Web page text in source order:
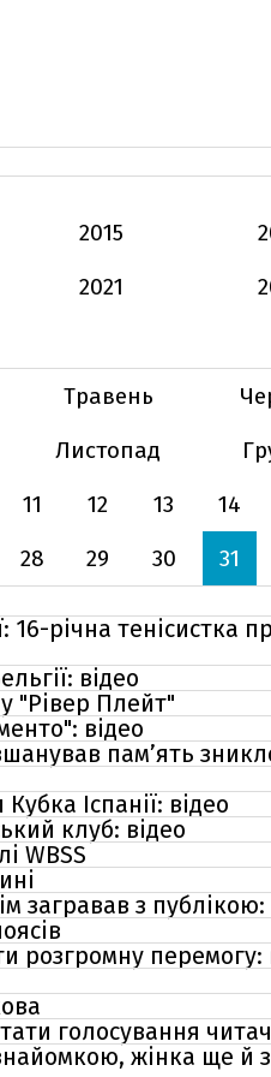
2015
2021
Травень
Листопад
11 12 13 14
28 29 30 31
річна тенісистка
відео
"Рівер Плейт"
відео
пам’ять
Іспанії: відео
клуб: відео
WBSS
загравав з публікою:
розгромну перемогу:
голосування
жінка ще й